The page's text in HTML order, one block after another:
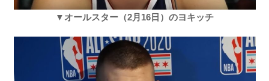
▼オールスター（2月16日）のヨキッチ